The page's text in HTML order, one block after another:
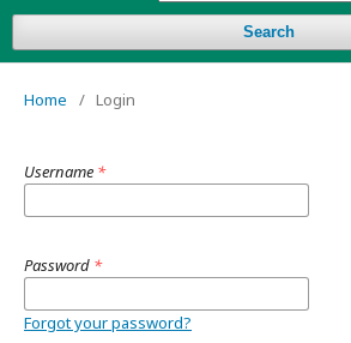
Search
Home / Login
Username *
Password *
Forgot your password?